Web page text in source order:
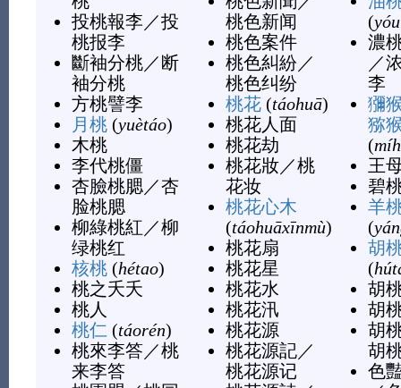
投桃報李 ／投
桃报李
斷袖分桃／ 断
袖分桃
方桃譬李
月桃(yuètáo)
木桃
李代桃僵
杏臉桃腮／杏
脸桃腮
柳綠桃紅 ／柳
绿桃红
核桃(hétao)
桃之夭夭
桃人
桃仁 (táorén)
桃來李答／桃
来李答
桃色新闻
桃色案件
桃色糾紛 ／
桃色纠纷
桃花(táohuā)
桃花人面
桃花劫
桃花妝／桃
花妆
桃花心木
(táohuāxīnmù)
桃花扇
桃花星
桃花水
桃花汛
桃花源
桃花源記／
桃花源记
(
濃
／
李
獼
猕
(
王
碧
羊
(
胡
(
胡
胡
胡
胡
色